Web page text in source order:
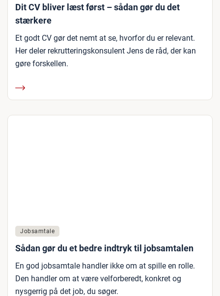
Dit CV bliver læst først – sådan gør du det
stærkere
Et godt CV gør det nemt at se, hvorfor du er relevant.
Her deler rekrutteringskonsulent Jens de råd, der kan
gøre forskellen.
Jobsamtale
Sådan gør du et bedre indtryk til jobsamtalen
En god jobsamtale handler ikke om at spille en rolle.
Den handler om at være velforberedt, konkret og
nysgerrig på det job, du søger.